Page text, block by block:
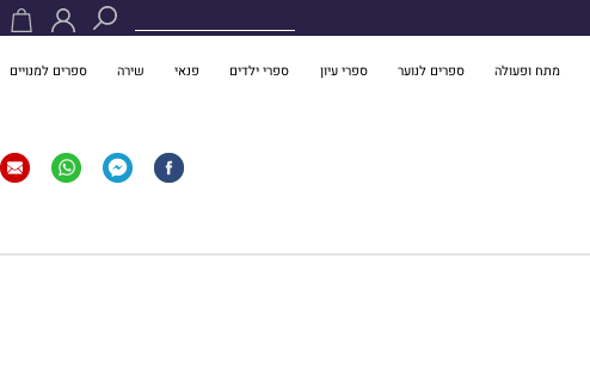
מתח ופעולה ספרים לנוער ספרי עיון ספרי ילדים פנאי שירה ספרים למנויים